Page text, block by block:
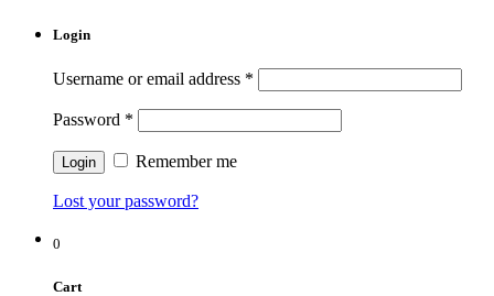
Login
Username or email address *
Password *
Remember me
Lost your password?
0
Cart